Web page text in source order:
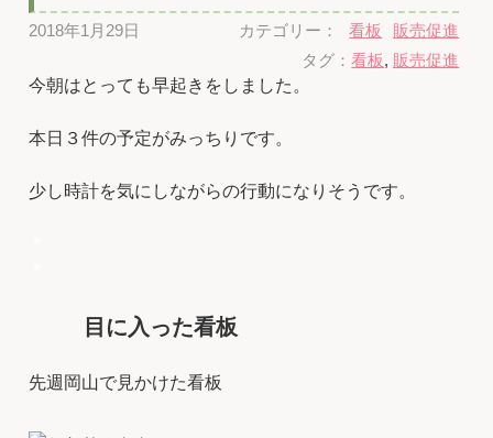
2018年1月29日 カテゴリー： 看板
販売促進
タグ：看板, 販売促進
今朝はとっても早起きをしました。
本日３件の予定がみっちりです。
少し時計を気にしながらの行動になりそうです。
目に入った看板
先週岡山で見かけた看板